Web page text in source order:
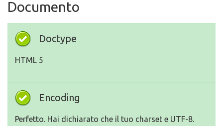
Documento
Doctype
HTML 5
Encoding
Perfetto. Hai dichiarato che il tuo charset e UTF-8.